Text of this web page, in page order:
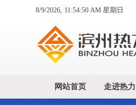
8/9/2026, 11:54:51 AM 星期日
网站首页 走进热力